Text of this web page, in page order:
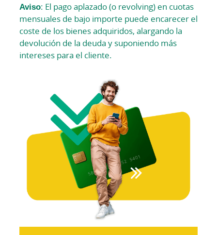
Aviso: El pago aplazado (o revolving) en cuotas
mensuales de bajo importe puede encarecer el
coste de los bienes adquiridos, alargando la
devolución de la deuda y suponiendo más
intereses para el cliente.